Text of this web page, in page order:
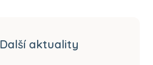
Další aktuality